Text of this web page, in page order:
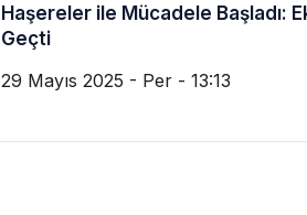
Haşereler ile Mücadele Başladı:
Geçti
29 Mayıs 2025 - Per - 13:13